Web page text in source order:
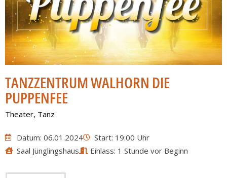
TANZZENTRUM WALHORN DIE
PUPPENFEE
Theater, Tanz
Datum: 06.01.2024
Start: 19:00 Uhr
Saal Jünglingshaus
Einlass: 1 Stunde vor Beginn